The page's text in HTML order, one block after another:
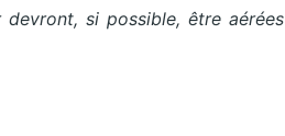
si possible, être aérées